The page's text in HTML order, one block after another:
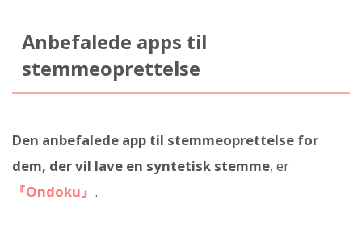
Anbefalede apps til
stemmeoprettelse
Den anbefalede app til stemmeoprettelse for
dem, der vil lave en syntetisk stemme, er
『Ondoku』 .